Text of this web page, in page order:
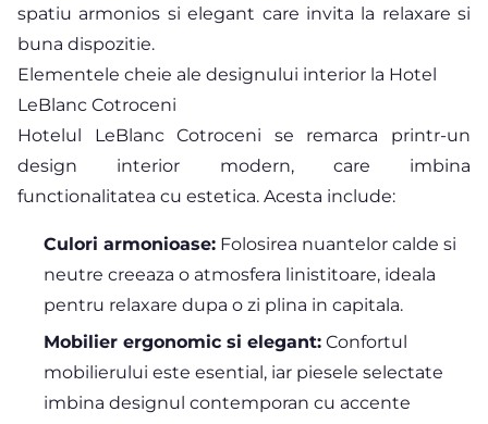
spatiu armonios si elegant care invita la relaxare si
buna dispozitie.
Elementele cheie ale designului interior la Hotel
LeBlanc Cotroceni
Hotelul LeBlanc Cotroceni se remarca printr-un
design interior modern, care imbina
functionalitatea cu estetica. Acesta include:
Culori armonioase: Folosirea nuantelor calde si
neutre creeaza o atmosfera linistitoare, ideala
pentru relaxare dupa o zi plina in capitala.
Mobilier ergonomic si elegant: Confortul
mobilierului este esential, iar piesele selectate
imbina designul contemporan cu accente